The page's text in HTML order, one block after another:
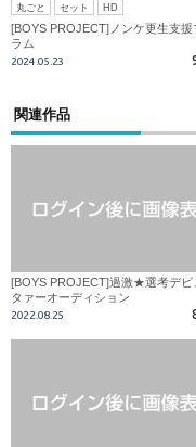
丸ごと セット HD
[BOYS PROJECT]ノンケ更生支援
ラム
2024.05.23
関連作品
[BOYS PROJECT]過激★選考デビ
タァーオーディション
2022.08.25